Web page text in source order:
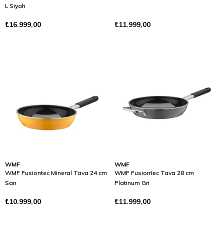
L Siyah
₺16.999,00 ₺11.999,00
WMF
WMF Fusiontec Mineral Tava 24 cm
Sarı
₺10.999,00
WMF
WMF Fusiontec Tava 28 cm
Platinum Gri
₺11.999,00